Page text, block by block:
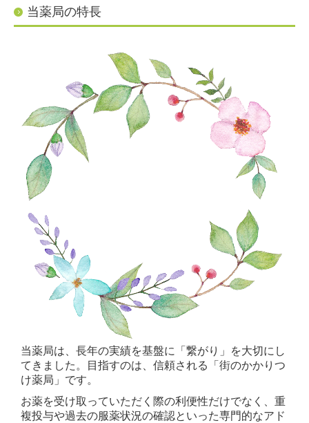
当薬局の特長
当薬局は、長年の実績を基盤に「繋がり」を大切にし
てきました。目指すのは、信頼される「街のかかりつ
け薬局」です。
お薬を受け取っていただく際の利便性だけでなく、重
複投与や過去の服薬状況の確認といった専門的なアド